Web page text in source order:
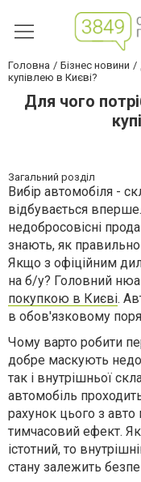
Головна Бізнес новини
купівлею в Києві?
Для чого
Загальний розділ
Вибір автомобіля -
відбувається
недобросовісні
знають, як
Якщо з офіційним
на б/у? Головний
покупкою в Києві.
в обов'язковому
Чому варто робити
добре маскують
так і внутрішньої
автомобіль
рахунок цього з
тимчасовий ефект.
істотний, то
стану залежить